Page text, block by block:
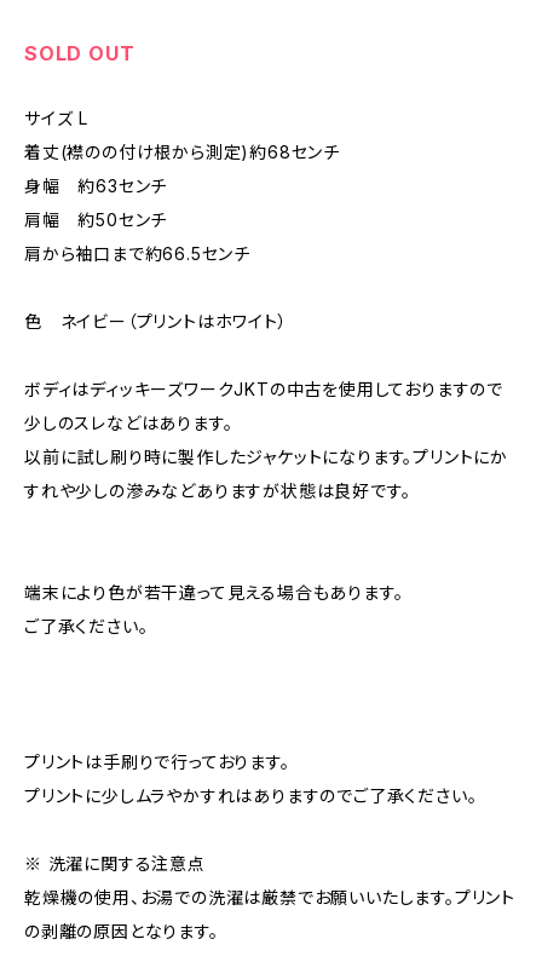
SOLD OUT
サイズ L
着丈(襟のの付け根から測定)約68センチ
身幅 約63センチ
肩幅 約50センチ
肩から袖口まで約66.5センチ
色 ネイビー（プリントはホワイト）
ボディはディッキーズワークJKTの中古を使用しておりますので
少しのスレなどはあります。
以前に試し刷り時に製作したジャケットになります。プリントにか
すれや少しの滲みなどありますが状態は良好です。
端末により色が若干違って見える場合もあります。
ご了承ください。
プリントは手刷りで行っております。
プリントに少しムラやかすれはありますのでご了承ください。
※ 洗濯に関する注意点
乾燥機の使用、お湯での洗濯は厳禁でお願いいたします。プリント
の剥離の原因となります。